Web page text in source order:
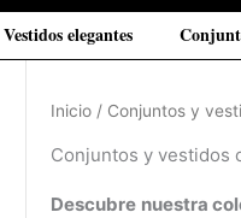
Vestidos elegantes
Inicio / Conjuntos y
Conjuntos y vestidos
Descubre nuestra